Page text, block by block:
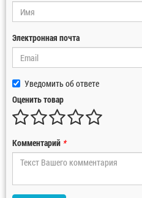
Электронная почта
Уведомить об ответе
Оценить товар
Комментарий *